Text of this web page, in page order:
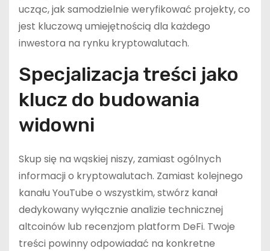
ucząc, jak samodzielnie weryfikować projekty, co
jest kluczową umiejętnością dla każdego
inwestora na rynku kryptowalutach.
Specjalizacja treści jako
klucz do budowania
widowni
Skup się na wąskiej niszy, zamiast ogólnych
informacji o kryptowalutach. Zamiast kolejnego
kanału YouTube o wszystkim, stwórz kanał
dedykowany wyłącznie analizie technicznej
altcoinów lub recenzjom platform DeFi. Twoje
treści powinny odpowiadać na konkretne